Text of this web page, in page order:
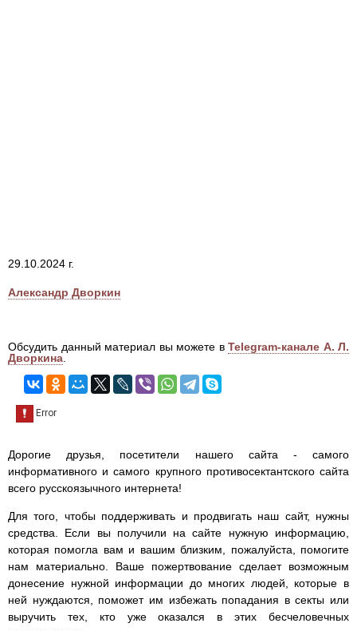
29.10.2024 г.
Александр Дворкин
Обсудить данный материал вы можете в Telegram-канале А. Л.
Дворкина
Дорогие друзья, посетители нашего сайта - самого
информативного и самого крупного противосектантского сайта
всего русскоязычного интернета!
Для того, чтобы поддерживать и продвигать наш сайт, нужны
средства. Если вы получили на сайте нужную информацию,
которая помогла вам и вашим близким, пожалуйста, помогите
нам материально. Ваше пожертвование сделает возможным
донесение нужной информации до многих людей, которые в
ней нуждаются, поможет им избежать попадания в секты или
выручить тех, кто уже оказался в этих бесчеловечных